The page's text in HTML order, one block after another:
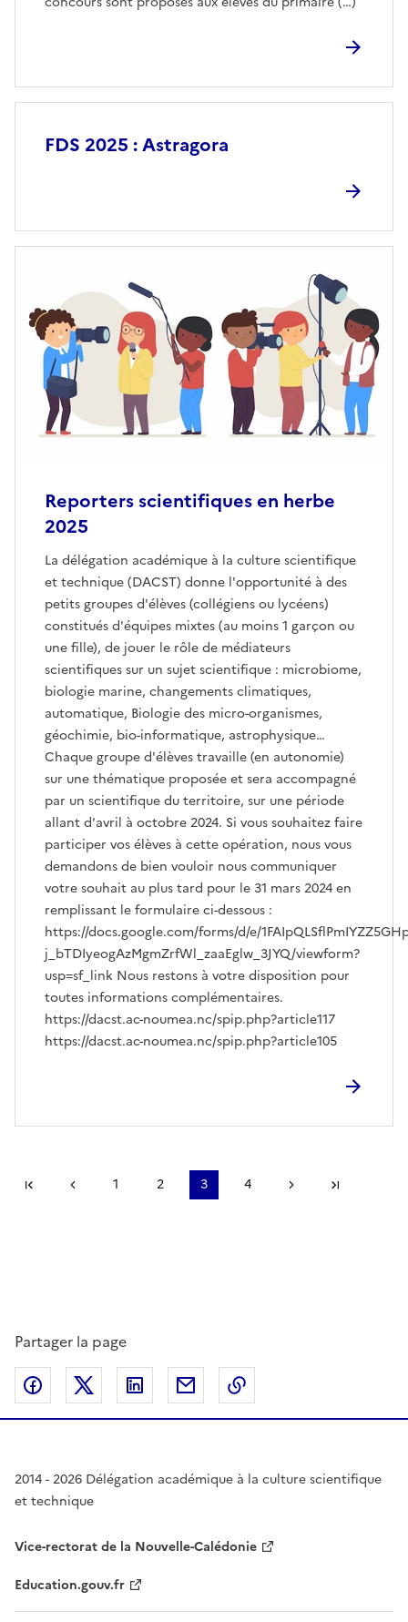
FDS 2025 : Astragora
Reporters scientifiques en herbe
2025
La délégation académique à la culture scientifique
et technique (DACST) donne l'opportunité à des
petits groupes d'élèves (collégiens ou lycéens)
constitués d'équipes mixtes (au moins 1 garçon ou
une fille), de jouer le rôle de médiateurs
scientifiques sur un sujet scientifique : microbiome,
biologie marine, changements climatiques,
automatique, Biologie des micro-organismes,
géochimie, bio-informatique, astrophysique…
Chaque groupe d'élèves travaille (en autonomie)
sur une thématique proposée et sera accompagné
par un scientifique du territoire, sur une période
allant d'avril à octobre 2024. Si vous souhaitez faire
participer vos élèves à cette opération, nous vous
demandons de bien vouloir nous communiquer
votre souhait au plus tard pour le 31 mars 2024 en
remplissant le formulaire ci-dessous :
https://docs.google.com/forms/d/e/
j_bTDIyeogAzMgmZrfWl_zaaEglw_3JYQ/viewform?
usp=sf_link Nous restons à votre disposition pour
toutes informations complémentaires.
https://dacst.ac-noumea.nc/spip.php?article117
https://dacst.ac-noumea.nc/spip.php?article105
Première pagepage précédente
1 2 3 4 Page suivante
Partager la page
Partager sur Facebook
Partager sur Twitter
Partager sur LinkedIn
Partager par email
2014 - 2026 Délégation académique à la culture scientifique
et technique
Vice-rectorat de la Nouvelle-Calédonie
Education.gouv.fr